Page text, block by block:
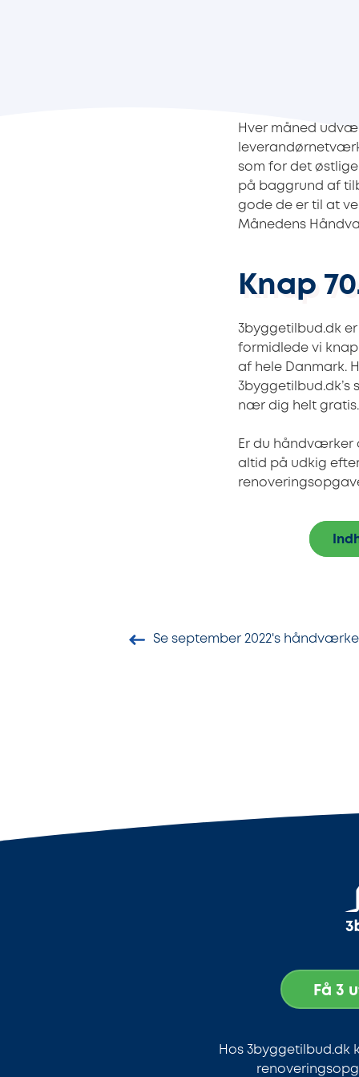
Hver måned
som for det
på baggrund af
gode de er til at
Månedens
Knap
3byggetilbud.dk
formidlede vi
af hele Danmark.
nær dig helt gratis.
Er du håndværker
altid på udkig
Se september 2022's
Få 3
Hos 3byggetilbud.dk